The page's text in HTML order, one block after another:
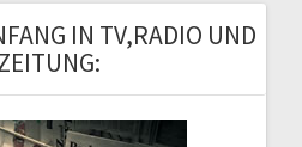
IN TV,RADIO UND